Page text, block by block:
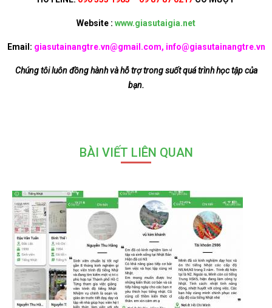
Website : www.giasutaigia.net
Email: giasutainangtre.vn@gmail.com, info@giasutainangtre.vn
Chúng tôi luôn đồng hành và hỗ trợ trong suốt quá trình học tập của
bạn.
BÀI VIẾT LIÊN QUAN